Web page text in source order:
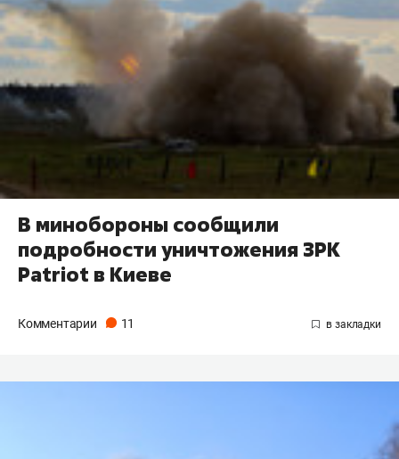
В минобороны сообщили
подробности уничтожения ЗРК
Patriot в Киеве
Комментарии 11